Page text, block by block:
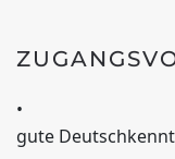
•
gute